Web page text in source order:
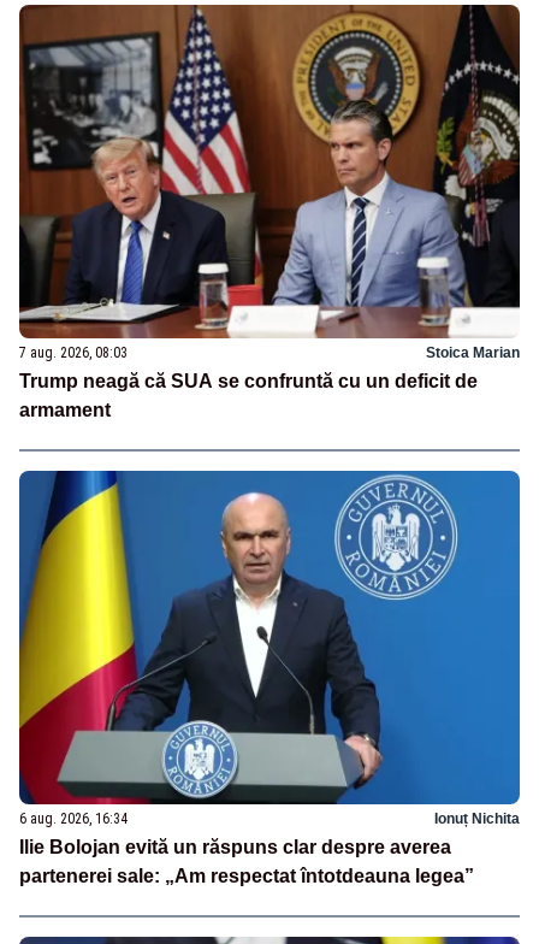
7 aug. 2026, 08:03 Stoica Marian
Trump neagă că SUA se confruntă cu un deficit de
armament
6 aug. 2026, 16:34 Ionuț Nichita
Ilie Bolojan evită un răspuns clar despre averea
partenerei sale: „Am respectat întotdeauna legea”